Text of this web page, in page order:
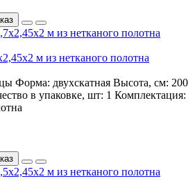
м из нетканого полотна
Форма: двухскатная Высота, см: 200
в упаковке, шт: 1 Комплектация: